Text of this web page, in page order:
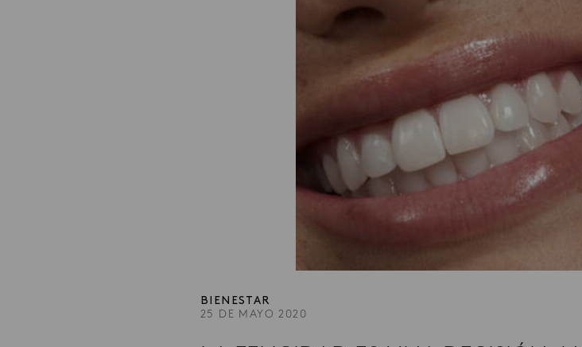
BIENESTAR
25 DE MAYO 2020